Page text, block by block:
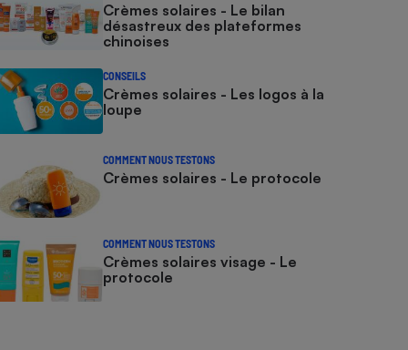
Crèmes solaires - Le bilan
désastreux des plateformes
chinoises
CONSEILS
Crèmes solaires - Les logos à la
loupe
COMMENT NOUS TESTONS
Crèmes solaires - Le protocole
COMMENT NOUS TESTONS
Crèmes solaires visage - Le
protocole